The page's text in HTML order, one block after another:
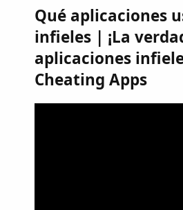
Qué aplicaciones
infieles | ¡La
aplicaciones
Cheating Apps